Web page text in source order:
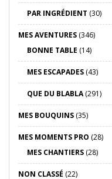
PAR INGRÉDIENT (30)
MES AVENTURES (346)
BONNE TABLE (14)
MES ESCAPADES (43)
QUE DU BLABLA(291)
MES BOUQUINS (35)
MES MOMENTS PRO (28)
MES CHANTIERS (28)
NON CLASSÉ (22)